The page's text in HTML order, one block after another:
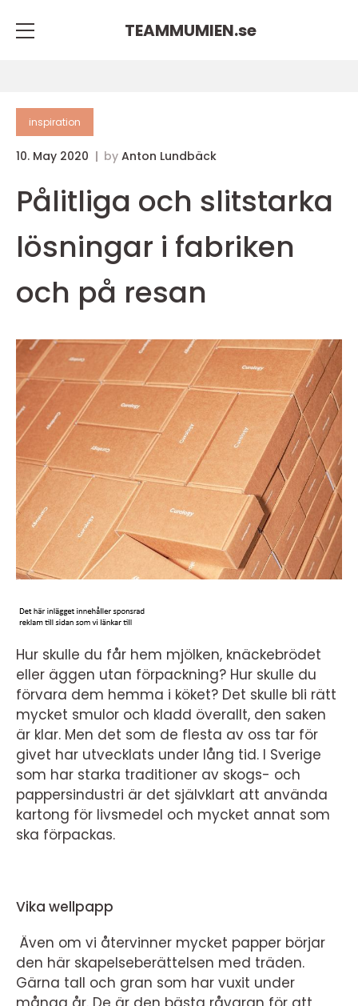
TEAMMUMIEN.se
inspiration
10. May 2020 by Anton Lundbäck
Pålitliga och slitstarka
lösningar i fabriken
och på resan
Hur skulle du får hem mjölken, knäckebrödet
eller äggen utan förpackning? Hur skulle du
förvara dem hemma i köket? Det skulle bli rätt
mycket smulor och kladd överallt, den saken
är klar. Men det som de flesta av oss tar för
givet har utvecklats under lång tid. I Sverige
som har starka traditioner av skogs- och
pappersindustri är det självklart att använda
kartong för livsmedel och mycket annat som
ska förpackas.
Vika wellpapp
Även om vi återvinner mycket papper börjar
den här skapelseberättelsen med träden.
Gärna tall och gran som har vuxit under